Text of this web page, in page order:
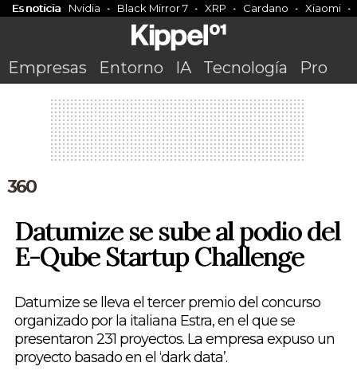
Es noticia Nvidia Black Mirror 7 XRP Cardano Xiaomi
Empresas Entorno IA Tecnología Pro
360
Datumize se sube al podio del
E-Qube Startup Challenge
Datumize se lleva el tercer premio del concurso
organizado por la italiana Estra, en el que se
presentaron 231 proyectos. La empresa expuso un
proyecto basado en el ‘dark data’.